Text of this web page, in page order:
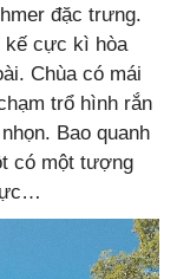
đặc trưng.
kế cực kì hòa
Chùa có mái
trổ hình rắn
Bao quanh
có một tượng